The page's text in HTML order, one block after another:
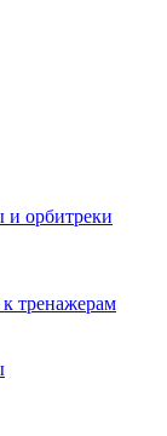
и орбитреки
тренажерам